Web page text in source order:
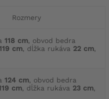
Rozmery
118 cm, obvod bedra
cm, dĺžka rukáva 22 cm,
124 cm, obvod bedra
cm, dĺžka rukáva 23 cm,